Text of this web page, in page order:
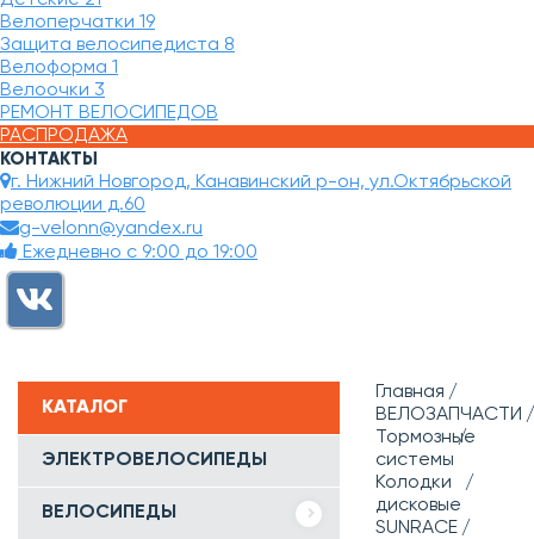
Велоперчатки 19
Защита велосипедиста 8
Велоформа 1
Велоочки 3
РЕМОНТ ВЕЛОСИПЕДОВ
РАСПРОДАЖА
КОНТАКТЫ
г. Нижний Новгород, Канавинский р-он, ул.Октябрьской
революции д.60
g-velonn@yandex.ru
Ежедневно с 9:00 до 19:00
КАТАЛОГ
ЭЛЕКТРОВЕЛОСИПЕДЫ
ВЕЛОСИПЕДЫ
Главная
ВЕЛОЗАПЧАСТИ
Тормозные
системы
Колодки
дисковые
SUNRACE